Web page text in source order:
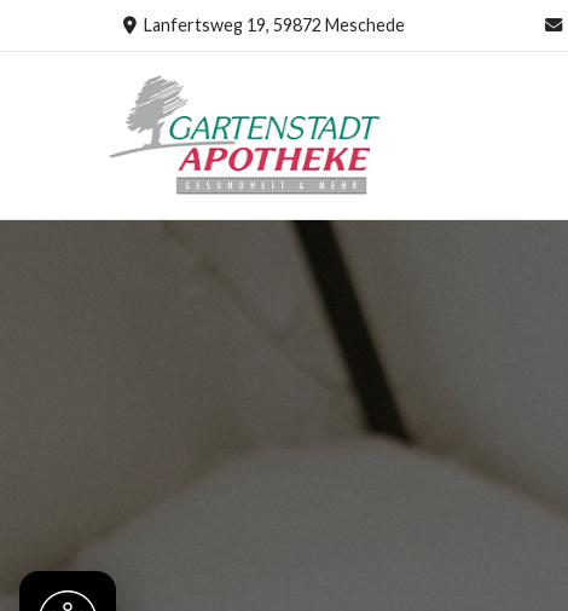
Lanfertsweg 19, 59872 Meschede